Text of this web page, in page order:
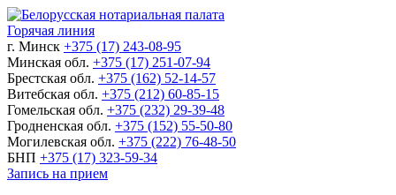
Горячая линия
г. Минск +375 (17) 243-08-95
Минская обл. +375 (17) 251-07-94
Брестская обл. +375 (162) 52-14-57
Витебская обл. +375 (212) 60-85-15
Гомельская обл. +375 (232) 29-39-48
Гродненская обл. +375 (152) 55-50-80
Могилевская обл. +375 (222) 76-48-50
БНП +375 (17) 323-59-34
Запись на прием